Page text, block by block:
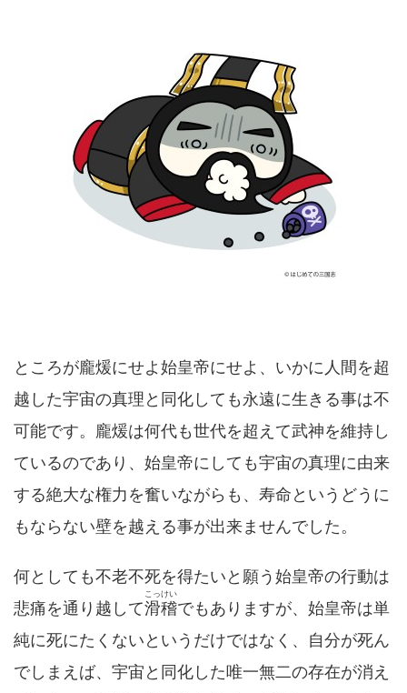
ところが龐煖にせよ始皇帝にせよ、いかに人間を超
越した宇宙の真理と同化しても永遠に生きる事は不
可能です。龐煖は何代も世代を超えて武神を維持し
ているのであり、始皇帝にしても宇宙の真理に由来
する絶大な権力を奮いながらも、寿命というどうに
もならない壁を越える事が出来ませんでした。
何としても不老不死を得たいと願う始皇帝の行動は
悲痛を通り越して滑稽
こっけい
でもありますが、始皇帝は単
純に死にたくないというだけではなく、自分が死ん
でしまえば、宇宙と同化した唯一無二の存在が消え